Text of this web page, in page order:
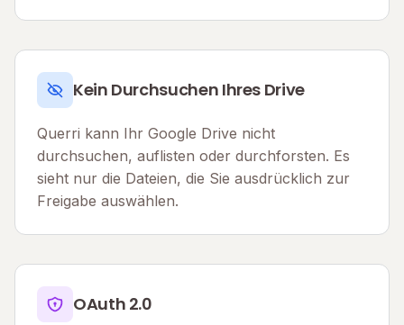
Kein Durchsuchen Ihres Drive
Querri kann Ihr Google Drive nicht
durchsuchen, auflisten oder durchforsten. Es
sieht nur die Dateien, die Sie ausdrücklich zur
Freigabe auswählen.
OAuth 2.0